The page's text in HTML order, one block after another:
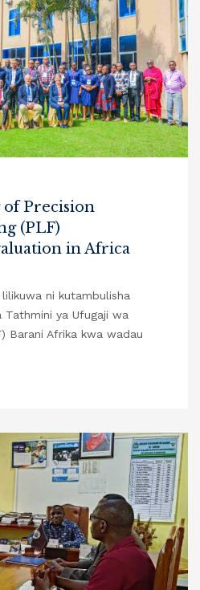
Precision
(PLF)
in Africa
ni kutambulisha
ya Ufugaji wa
Barani Afrika kwa wadau